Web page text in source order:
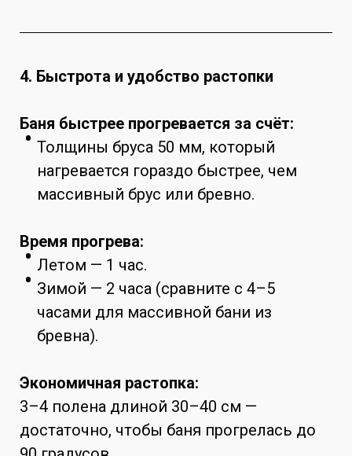
4. Быстрота и удобство растопки
Баня быстрее прогревается за счёт:
Толщины бруса 50 мм, который
нагревается гораздо быстрее, чем
массивный брус или бревно.
Время прогрева:
Летом — 1 час.
Зимой — 2 часа (сравните с 4–5
часами для массивной бани из
бревна).
Экономичная растопка:
3–4 полена длиной 30–40 см —
достаточно, чтобы баня прогрелась до